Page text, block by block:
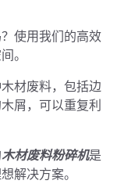
使用我们的高效
。
材废料，包括边
屑，可以重复利
木材废料粉碎机是
解决方案。